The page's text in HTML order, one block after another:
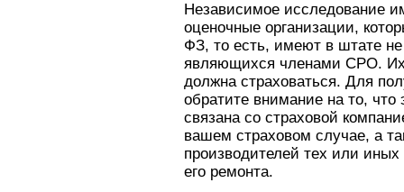
Независимое исследование
оценочные организации,
ФЗ, то есть, имеют в штате
являющихся членами СРО. Их
должна страховаться. Для
обратите внимание на то, что
связана со страховой
вашем страховом случае, а
производителей тех или
его ремонта.